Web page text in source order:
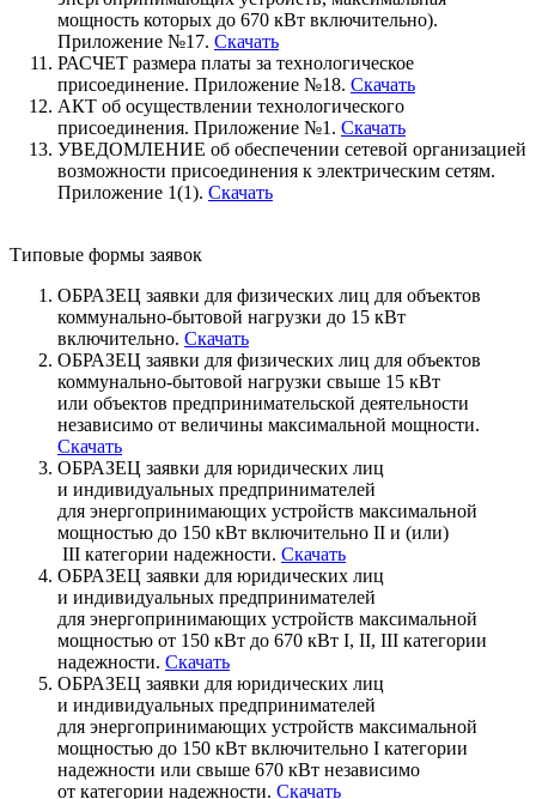
мощность которых до 670 кВт включительно).
Приложение №17. Скачать
РАСЧЕТ размера платы за технологическое
присоединение. Приложение №18. Скачать
АКТ об осуществлении технологического
присоединения. Приложение №1. Скачать
УВЕДОМЛЕНИЕ об обеспечении сетевой организацией
возможности присоединения к электрическим сетям.
Приложение 1(1). Скачать
Типовые формы заявок
ОБРАЗЕЦ заявки для физических лиц для объектов
коммунально-бытовой нагрузки до 15 кВт
включительно. Скачать
ОБРАЗЕЦ заявки для физических лиц для объектов
коммунально-бытовой нагрузки свыше 15 кВт
или объектов предпринимательской деятельности
независимо от величины максимальной мощности.
Скачать
ОБРАЗЕЦ заявки для юридических лиц
и индивидуальных предпринимателей
для энергопринимающих устройств максимальной
мощностью до 150 кВт включительно II и (или)
III категории надежности. Скачать
ОБРАЗЕЦ заявки для юридических лиц
и индивидуальных предпринимателей
для энергопринимающих устройств максимальной
мощностью от 150 кВт до 670 кВт I, II, III категории
надежности. Скачать
ОБРАЗЕЦ заявки для юридических лиц
и индивидуальных предпринимателей
для энергопринимающих устройств максимальной
мощностью до 150 кВт включительно I категории
надежности или свыше 670 кВт независимо
от категории надежности. Скачать